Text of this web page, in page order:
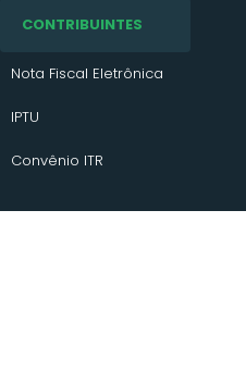
CONTRIBUINTES
Nota Fiscal Eletrônica
IPTU
Convênio ITR